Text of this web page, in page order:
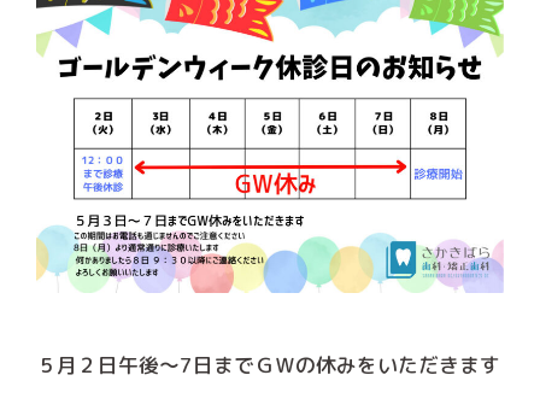
５月２日午後～7日までＧＷの休みをいただきます